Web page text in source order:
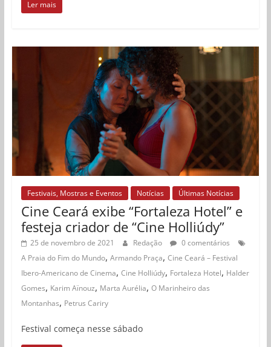
Ler mais
Festivais, Mostras e Eventos Notícias Últimas Notícias
Cine Ceará exibe “Fortaleza Hotel” e
festeja criador de “Cine Holliúdy”
25 de novembro de 2021 Redação
0 comentários
A Praia do Fim do Mundo, Armando Praça, Cine Ceará – Festival
Ibero-Americano de Cinema, Cine Holliúdy, Fortaleza Hotel, Halder
Gomes, Karim Aïnouz, Marta Aurélia, O Marinheiro das
Montanhas, Petrus Cariry
Festival começa nesse sábado